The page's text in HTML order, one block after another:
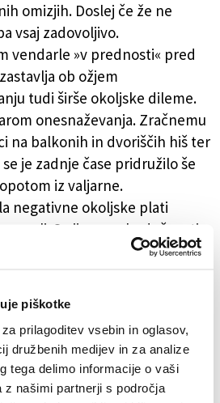
piškotke
prilagoditev vsebin in oglasov,
družbenih medijev in za analize
tega delimo informacije o vaši
z našimi partnerji s področja
omizjih. Doslej če že ne
vsaj zadovoljivo.
vendarle »v prednosti« pred
ob ožjem
tudi širše okoljske dileme.
onesnaževanja. Zračnemu
na balkonih in dvoriščih hiš ter
je zadnje čase pridružilo še
iz valjarne.
negativne okoljske plati
Se jim pa v bodočnosti
napoveduje izpuste v
posledicami, ki so doslej
kaj vse naj bi sežigalnica
naj bi uhajalo iz njenega 25
bosta Štivan in Škedenj
obrata, ki onesnažujeta. In